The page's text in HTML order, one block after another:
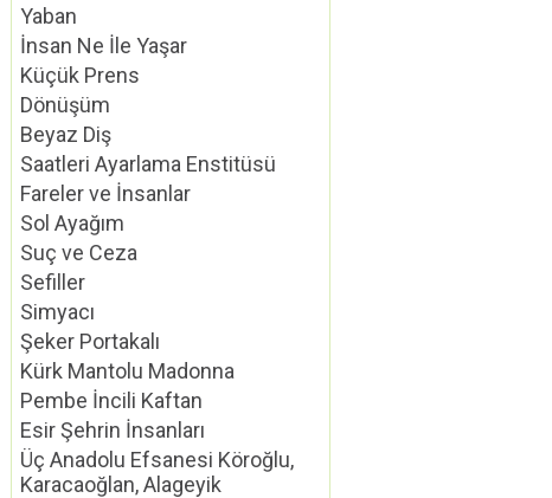
Yaban
İnsan Ne İle Yaşar
Küçük Prens
Dönüşüm
Beyaz Diş
Saatleri Ayarlama Enstitüsü
Fareler ve İnsanlar
Sol Ayağım
Suç ve Ceza
Sefiller
Simyacı
Şeker Portakalı
Kürk Mantolu Madonna
Pembe İncili Kaftan
Esir Şehrin İnsanları
Üç Anadolu Efsanesi Köroğlu,
Karacaoğlan, Alageyik